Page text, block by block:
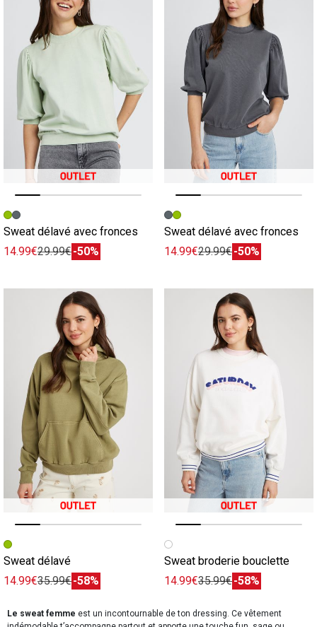
Image précédente
Image suivante
Sweat délavé avec fronces
14.99€29.99€-50%
Image précédente
Image suivante
Sweat délavé avec fronces
14.99€29.99€-50%
Image précédente
Image suivante
Sweat délavé
14.99€35.99€-58%
Image précédente
Image suivante
Sweat broderie bouclette
14.99€35.99€-58%
Le sweat femme est un incontournable de ton dressing. Ce vêtement